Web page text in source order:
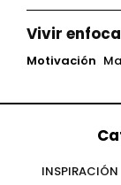
Vivir
Motivación
INSPIRACIÓN